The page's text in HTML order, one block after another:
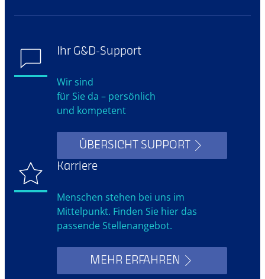
Ihr G&D-Support
Wir sind
für Sie da – persönlich
und kompetent
ÜBERSICHT SUPPORT
Karriere
Menschen stehen bei uns im
Mittelpunkt. Finden Sie hier das
passende Stellenangebot.
MEHR ERFAHREN